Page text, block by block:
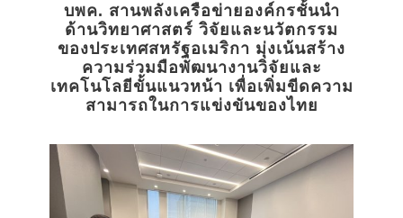
บพค. สานพลังเครือข่ายองค์กรชั้นนำ
ด้านวิทยาศาสตร์ วิจัยและนวัตกรรม
ของประเทศสหรัฐอเมริกา มุ่งเน้นสร้าง
ความร่วมมือพัฒนางานวิจัยและ
เทคโนโลยีขั้นแนวหน้า เพื่อเพิ่มขีดความ
สามารถในการแข่งขันของไทย